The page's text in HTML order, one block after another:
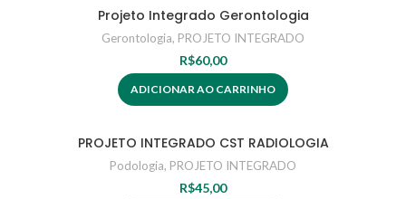
Projeto Integrado Gerontologia
Gerontologia, PROJETO INTEGRADO
R$60,00
ADICIONAR AO CARRINHO
PROJETO INTEGRADO CST RADIOLOGIA
Podologia, PROJETO INTEGRADO
R$45,00